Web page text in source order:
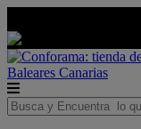
Baleares Canarias